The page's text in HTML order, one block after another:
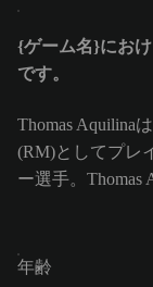
{ゲーム名}にお
です。
Thomas Aquilina
(RM)としてプレ
ー選手。Thomas
年齢